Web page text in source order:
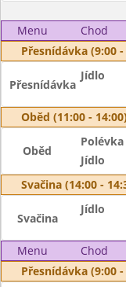
Menu Chod
Přesnídávka (9:00 -
Přesnídávka
Jídlo
Oběd (11:00 -
Oběd
Polévka
Jídlo
Svačina (14:00 -
Svačina
Jídlo
Menu Chod
Přesnídávka (9:00 -